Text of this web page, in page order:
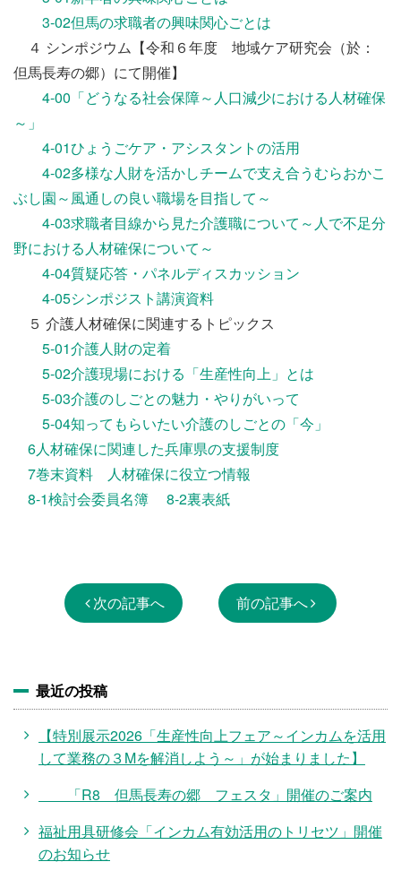
3-02但馬の求職者の興味関心ごとは
４ シンポジウム【令和６年度 地域ケア研究会（於：
但馬長寿の郷）にて開催】
4-00「どうなる社会保障～人口減少における人材確保
～」
4-01ひょうごケア・アシスタントの活用
4-02多様な人財を活かしチームで支え合うむらおかこ
ぶし園～風通しの良い職場を目指して～
4-03求職者目線から見た介護職について～人で不足分
野における人材確保について～
4-04質疑応答・パネルディスカッション
4-05シンポジスト講演資料
５ 介護人材確保に関連するトピックス
5-01介護人財の定着
5-02介護現場における「生産性向上」とは
5-03介護のしごとの魅力・やりがいって
5-04知ってもらいたい介護のしごとの「今」
6人材確保に関連した兵庫県の支援制度
7巻末資料 人材確保に役立つ情報
8-1検討会委員名簿
8-2裏表紙
次の記事へ 前の記事へ
最近の投稿
【特別展示2026「生産性向上フェア～インカムを活用
して業務の３Mを解消しよう～」が始まりました】
「R8 但馬長寿の郷 フェスタ」開催のご案内
福祉用具研修会「インカム有効活用のトリセツ」開催
のお知らせ